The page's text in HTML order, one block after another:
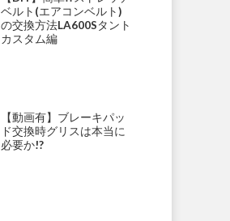
ベルト(エアコンベルト)
の交換方法LA600Sタント
カスタム編
【動画有】ブレーキパッ
ド交換時グリスは本当に
必要か!?